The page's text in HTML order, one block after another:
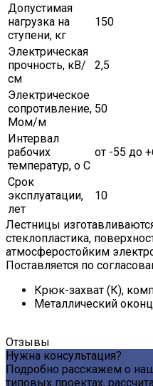
Допустимая
нагрузка на
ступени, кг
150
Электрическая
прочность, кВ/
см
2,5
Электрическое
сопротивление,
Мом/м
50
Интервал
рабочих
температур, о С
от -55 до
Срок
эксплуатации,
лет
10
Лестницы
стеклопластика,
атмосферостойким
Поставляется по
Крюк-захват (К),
Металлический
Отзывы
Нужна консультация?
Подробно расскажем о
типовых проектах,